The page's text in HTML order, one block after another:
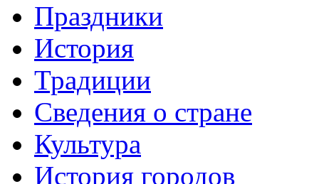
Праздники
История
Традиции
Cведения о стране
Культура
История городов